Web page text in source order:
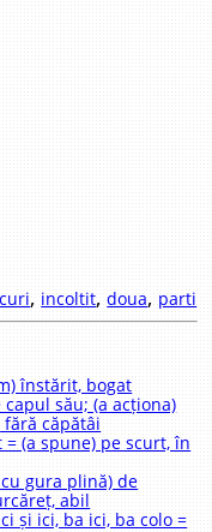
, incoltit,doua, parti
înstărit, bogat
său; (a acționa)
căpătâi
(a spune) pe scurt, în
gura plină) de
abil
și ici, ba ici, ba colo =